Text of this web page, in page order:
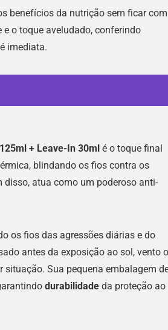
benefícios da nutrição sem ficar com
o toque aveludado, conferindo
imediata.
+ Leave-In 30ml é o toque final
blindando os fios contra os
disso, atua como um poderoso anti-
os fios das agressões diárias e do
antes da exposição ao sol, vento
Sua pequena embalagem
durabilidade da proteção ao